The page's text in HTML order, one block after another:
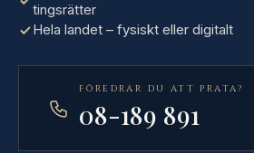
tingsrätter
Hela landet – fysiskt eller digitalt
FÖREDRAR DU ATT PRATA?
08-189 891